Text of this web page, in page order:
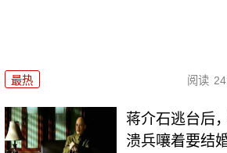
最热 阅读
蒋介石逃台后
溃兵嚷着要结